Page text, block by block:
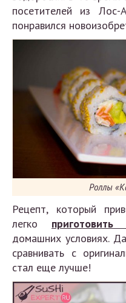
посетителей из Лос-
понравился
Роллы
Рецепт, который
легко приготовить
домашних условиях.
сравнивать с
стал еще лучше!